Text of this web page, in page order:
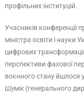
профільних інституцій.
Учасників конференції
міністра освіти і науки
цифрових
перспективи фахової
воєнного стану йшлося
Шумік(генерального